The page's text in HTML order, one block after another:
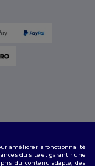
améliorer la fonctionnalité
du site et garantir une
du contenu adapté, des